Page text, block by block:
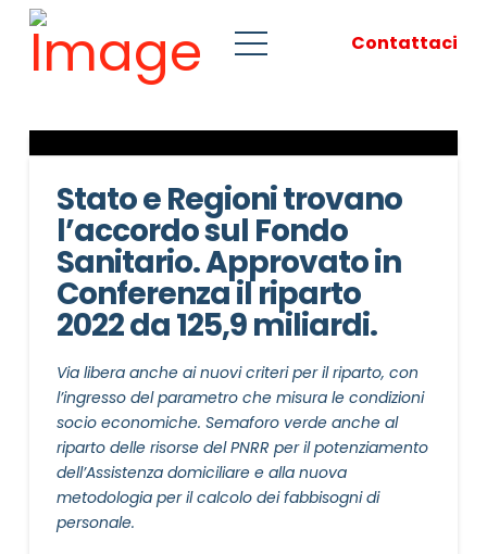
Contattaci
Stato e Regioni trovano
l’accordo sul Fondo
Sanitario. Approvato in
Conferenza il riparto
2022 da 125,9 miliardi.
Via libera anche ai nuovi criteri per il riparto, con
l’ingresso del parametro che misura le condizioni
socio economiche. Semaforo verde anche al
riparto delle risorse del PNRR per il potenziamento
dell’Assistenza domiciliare e alla nuova
metodologia per il calcolo dei fabbisogni di
personale.